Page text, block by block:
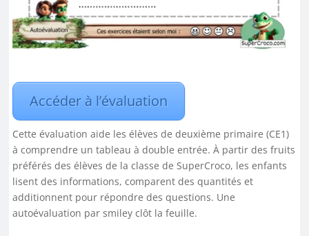
Accéder à l’évaluation
Cette évaluation aide les élèves de deuxième primaire (CE1)
à comprendre un tableau à double entrée. À partir des fruits
préférés des élèves de la classe de SuperCroco, les enfants
lisent des informations, comparent des quantités et
additionnent pour répondre des questions. Une
autoévaluation par smiley clôt la feuille.